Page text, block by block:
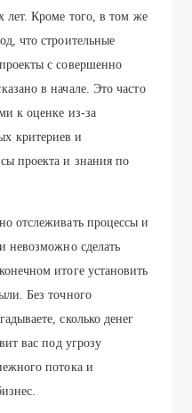
лет. Кроме того, в том же
что строительные
с совершенно
в начале. Это часто
к оценке из-за
критериев и
проекта и знания по
отслеживать процессы и
невозможно сделать
итоге установить
Без точного
сколько денег
вас под угрозу
потока и